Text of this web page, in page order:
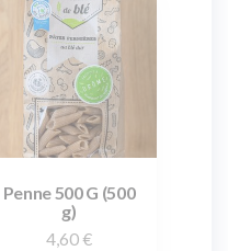
Penne 500 G (500
g)
4,60 €